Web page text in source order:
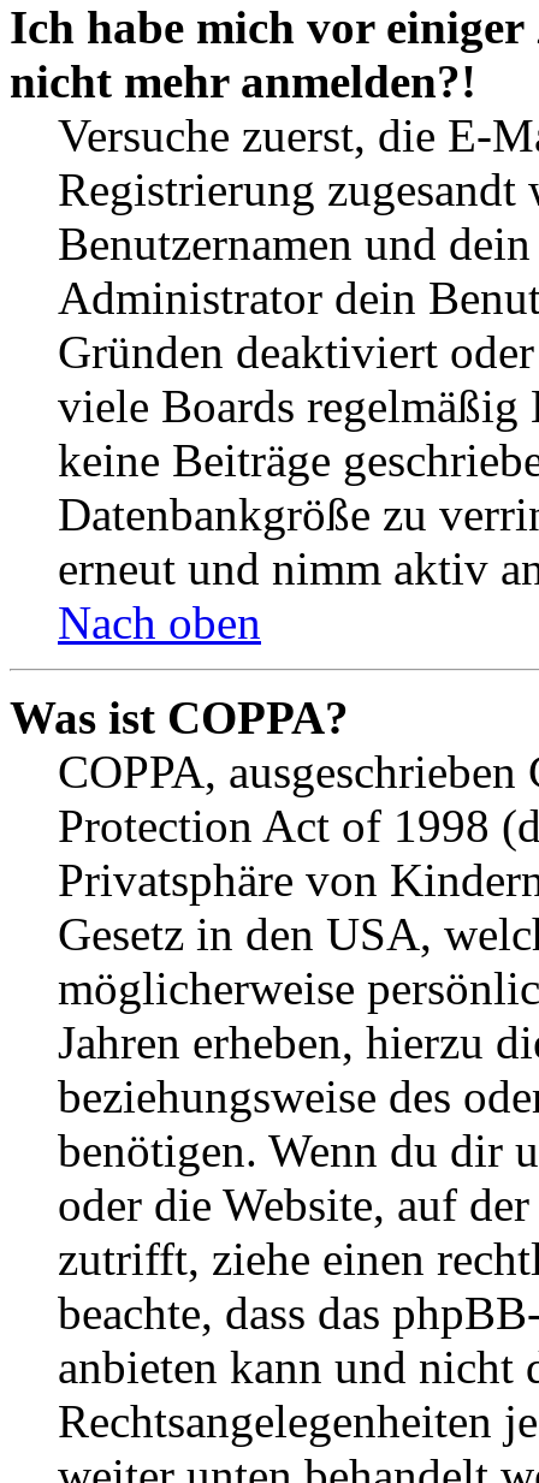
Ich habe mich vor
nicht mehr anmelden?!
Versuche zuerst, die E-
Registrierung
Benutzernamen und
Administrator dein
Gründen deaktiviert
viele Boards
keine Beiträge
Datenbankgröße zu
erneut und nimm aktiv
Nach oben
Was ist COPPA?
COPPA,
Protection Act of 1998
Privatsphäre von
Gesetz in den USA,
möglicherweise
Jahren erheben, hierzu
beziehungsweise des
benötigen. Wenn du dir
oder die Website, auf
zutrifft, ziehe einen
beachte, dass das
anbieten kann und nicht
Rechtsangelegenheiten